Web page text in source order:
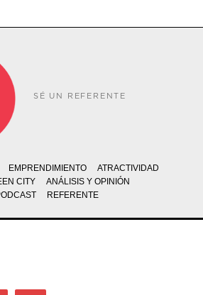
SÉ UN REFERENTE
EMPRENDIMIENTO
ATRACTIVIDAD
CITY
ANÁLISIS Y OPINIÓN
REFERENTE